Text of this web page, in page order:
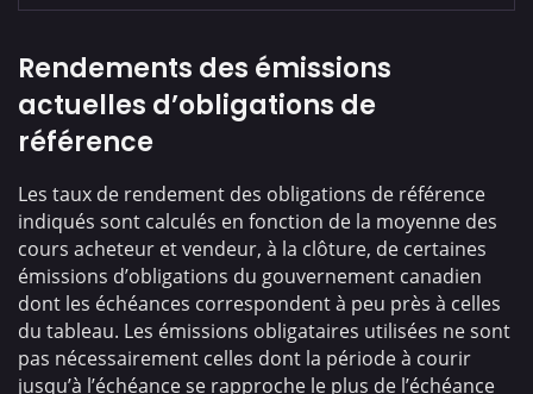
Rendements des émissions
actuelles d’obligations de
référence
Les taux de rendement des obligations de référence
indiqués sont calculés en fonction de la moyenne des
cours acheteur et vendeur, à la clôture, de certaines
émissions d’obligations du gouvernement canadien
dont les échéances correspondent à peu près à celles
du tableau. Les émissions obligataires utilisées ne sont
pas nécessairement celles dont la période à courir
jusqu’à l’échéance se rapproche le plus de l’échéance